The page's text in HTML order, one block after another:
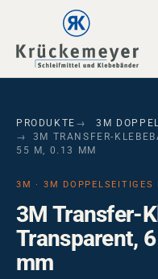
Skip to main navigation
Skip to main content
Skip to page footer
PRODUKTE
3M
3M TRANSFER-
55 M, 0.13 MM
3M · 3M DOPPELSEITIGES
3M Transfer-
Transparent,
mm